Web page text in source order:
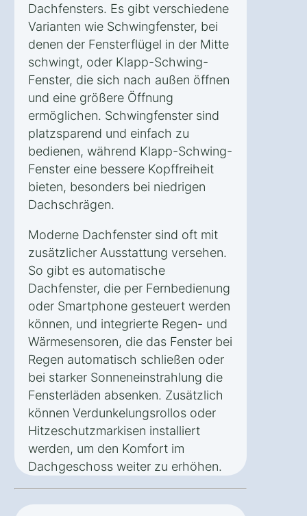
Dachfensters. Es gibt verschiedene
Varianten wie Schwingfenster, bei
denen der Fensterflügel in der Mitte
schwingt, oder Klapp-Schwing-
Fenster, die sich nach außen öffnen
und eine größere Öffnung
ermöglichen. Schwingfenster sind
platzsparend und einfach zu
bedienen, während Klapp-Schwing-
Fenster eine bessere Kopffreiheit
bieten, besonders bei niedrigen
Dachschrägen.
Moderne Dachfenster sind oft mit
zusätzlicher Ausstattung versehen.
So gibt es automatische
Dachfenster, die per Fernbedienung
oder Smartphone gesteuert werden
können, und integrierte Regen- und
Wärmesensoren, die das Fenster bei
Regen automatisch schließen oder
bei starker Sonneneinstrahlung die
Fensterläden absenken. Zusätzlich
können Verdunkelungsrollos oder
Hitzeschutzmarkisen installiert
werden, um den Komfort im
Dachgeschoss weiter zu erhöhen.